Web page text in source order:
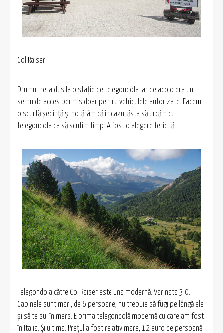
Col Raiser
Drumul ne-a dus la o staţie de telegondola iar de acolo era un
semn de acces permis doar pentru vehiculele autorizate. Facem
o scurtă şedinţă şi hotărâm că în cazul ăsta să urcăm cu
telegondola ca să scutim timp. A fost o alegere fericită.
Telegondola către Col Raiser este una modernă. Varinata 3.0.
Cabinele sunt mari, de 6 persoane, nu trebuie să fugi pe lângă ele
şi să te sui în mers. E prima telegondolă modernă cu care am fost
în Italia. Şi ultima. Preţul a fost relativ mare, 12 euro de persoană